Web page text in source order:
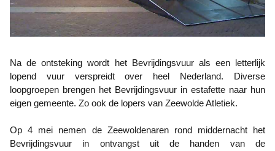
Na de ontsteking wordt het Bevrijdingsvuur als een letterlijk
lopend vuur verspreidt over heel Nederland. Diverse
loopgroepen brengen het Bevrijdingsvuur in estafette naar hun
eigen gemeente. Zo ook de lopers van Zeewolde Atletiek.
Op 4 mei nemen de Zeewoldenaren rond middernacht het
Bevrijdingsvuur in ontvangst uit de handen van de